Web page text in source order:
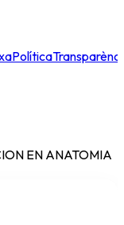
Política
EN ANATOMIA